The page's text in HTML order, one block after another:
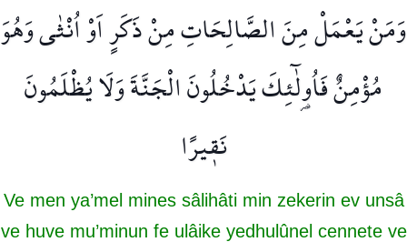
وَمَنْ يَعْمَلْ مِنَ الصَّالِحَاتِ مِنْ ذَكَرٍ اَوْ اُنْثٰى وَهُوَ
مُؤْمِنٌ فَاُو۬لٰٓئِكَ يَدْخُلُونَ الْجَنَّةَ وَلَا يُظْلَمُونَ
نَق۪يرًا
Ve men ya’mel mines sâlihâti min zekerin ev unsâ
ve huve mu’minun fe ulâike yedhulûnel cennete ve